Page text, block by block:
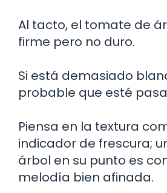
Al tacto, el tomate de
firme pero no duro.
Si está demasiado
probable que esté
Piensa en la textura
indicador de frescura;
árbol en su punto es
melodía bien afinada.